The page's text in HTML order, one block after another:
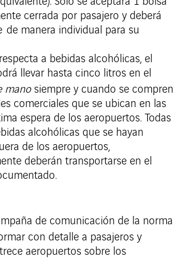
cerrada por pasajero y deberá
de manera individual para su
a bebidas alcohólicas, el
llevar hasta cinco litros en el
mano siempre y cuando se compren
comerciales que se ubican en las
espera de los aeropuertos. Todas
alcohólicas que se hayan
de los aeropuertos,
deberán transportarse en el
de comunicación de la norma
con detalle a pasajeros y
aeropuertos sobre los